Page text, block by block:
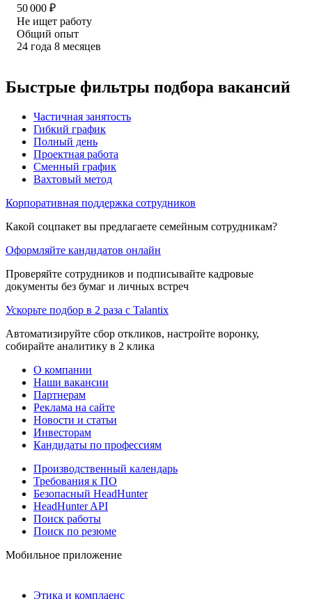
50 000 ₽
Не ищет работу
Общий опыт
24 года 8 месяцев
Быстрые фильтры подбора вакансий
Частичная занятость
Гибкий график
Полный день
Проектная работа
Сменный график
Вахтовый метод
Корпоративная поддержка сотрудников
Какой соцпакет вы предлагаете семейным сотрудникам?
Оформляйте кандидатов онлайн
Проверяйте сотрудников и подписывайте кадровые
документы без бумаг и личных встреч
Ускорьте подбор в 2 раза с Talantix
Автоматизируйте сбор откликов, настройте воронку,
собирайте аналитику в 2 клика
О компании
Наши вакансии
Партнерам
Реклама на сайте
Новости и статьи
Инвесторам
Кандидаты по профессиям
Производственный календарь
Требования к ПО
Безопасный HeadHunter
HeadHunter API
Поиск работы
Поиск по резюме
Мобильное приложение
Этика и комплаенс